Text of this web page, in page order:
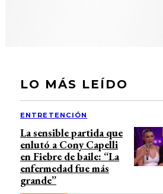
LO MÁS LEÍDO
ENTRETENCIÓN
La sensible partida que
enlutó a Cony Capelli
en Fiebre de baile: “La
enfermedad fue más
grande”